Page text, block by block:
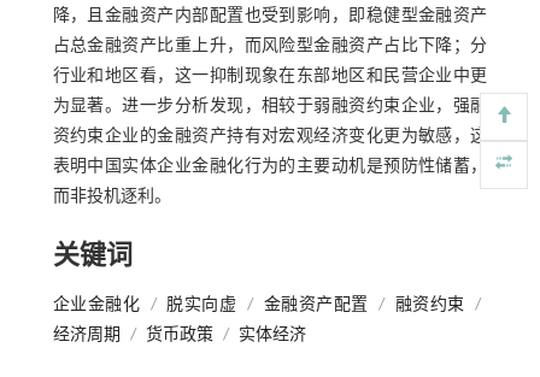
降，且金融资产内部配置也受到影响，即稳健型金融资产
占总金融资产比重上升，而风险型金融资产占比下降；分
行业和地区看，这一抑制现象在东部地区和民营企业中更
为显著。进一步分析发现，相较于弱融资约束企业，强融
资约束企业的金融资产持有对宏观经济变化更为敏感，这
表明中国实体企业金融化行为的主要动机是预防性储蓄，
而非投机逐利。
关键词
企业金融化 / 脱实向虚 / 金融资产配置 / 融资约束
/
经济周期
/ 货币政策 / 实体经济